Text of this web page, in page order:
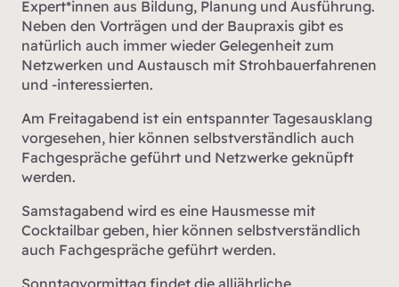
Expert*innen aus Bildung, Planung und Ausführung.
Neben den Vorträgen und der Baupraxis gibt es
natürlich auch immer wieder Gelegenheit zum
Netzwerken und Austausch mit Strohbauerfahrenen
und -interessierten.
Am Freitagabend ist ein entspannter Tagesausklang
vorgesehen, hier können selbstverständlich auch
Fachgespräche geführt und Netzwerke geknüpft
werden.
Samstagabend wird es eine Hausmesse mit
Cocktailbar geben, hier können selbstverständlich
auch Fachgespräche geführt werden.